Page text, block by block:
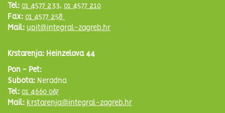
Tel: 01 4577 233, 01 4577 210
Fax: 01 4577 258
Mail: upit@integral-zagreb.hr
Krstarenja: Heinzelova 44
Pon - Pet:
Subota: Neradna
Tel: 01 4660 067
Mail: krstarenja@integral-zagreb.hr